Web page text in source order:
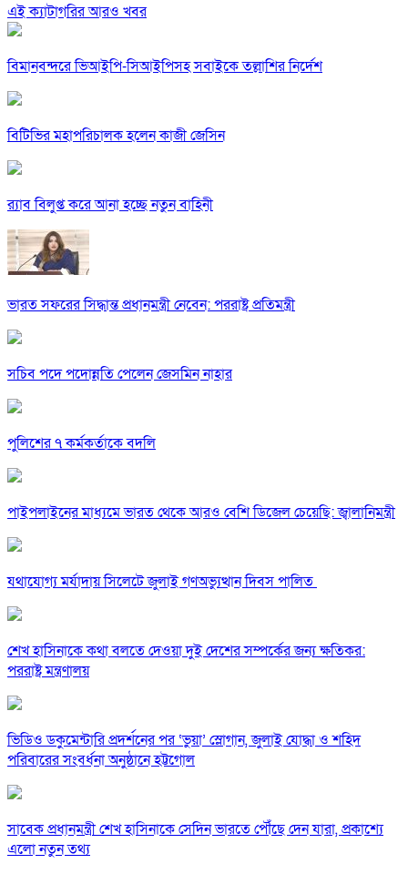
এই ক্যাটাগরির আরও খবর
বিমানবন্দরে ভিআইপি-সিআইপিসহ সবাইকে তল্লাশির নির্দেশ
বিটিভির মহাপরিচালক হলেন কাজী জেসিন
র‍্যাব বিলুপ্ত করে আনা হচ্ছে নতুন বাহিনী
ভারত সফরের সিদ্ধান্ত প্রধানমন্ত্রী নেবেন: পররাষ্ট্র প্রতিমন্ত্রী
সচিব পদে পদোন্নতি পেলেন জেসমিন নাহার
পুলিশের ৭ কর্মকর্তাকে বদলি
পাইপলাইনের মাধ্যমে ভারত থেকে আরও বেশি ডিজেল চেয়েছি: জ্বালানিমন্ত্রী
যথাযোগ্য মর্যাদায় সিলেটে জুলাই গণঅভ্যুত্থান দিবস পালিত
শেখ হাসিনাকে কথা বলতে দেওয়া দুই দেশের সম্পর্কের জন্য ক্ষতিকর:
পররাষ্ট্র মন্ত্রণালয়
ভিডিও ডকুমেন্টারি প্রদর্শনের পর ‘ভুয়া’ স্লোগান, জুলাই যোদ্ধা ও শহিদ
পরিবারের সংবর্ধনা অনুষ্ঠানে হট্টগোল
সাবেক প্রধানমন্ত্রী শেখ হাসিনাকে সেদিন ভারতে পৌঁছে দেন যারা, প্রকাশ্যে
এলো নতুন তথ্য